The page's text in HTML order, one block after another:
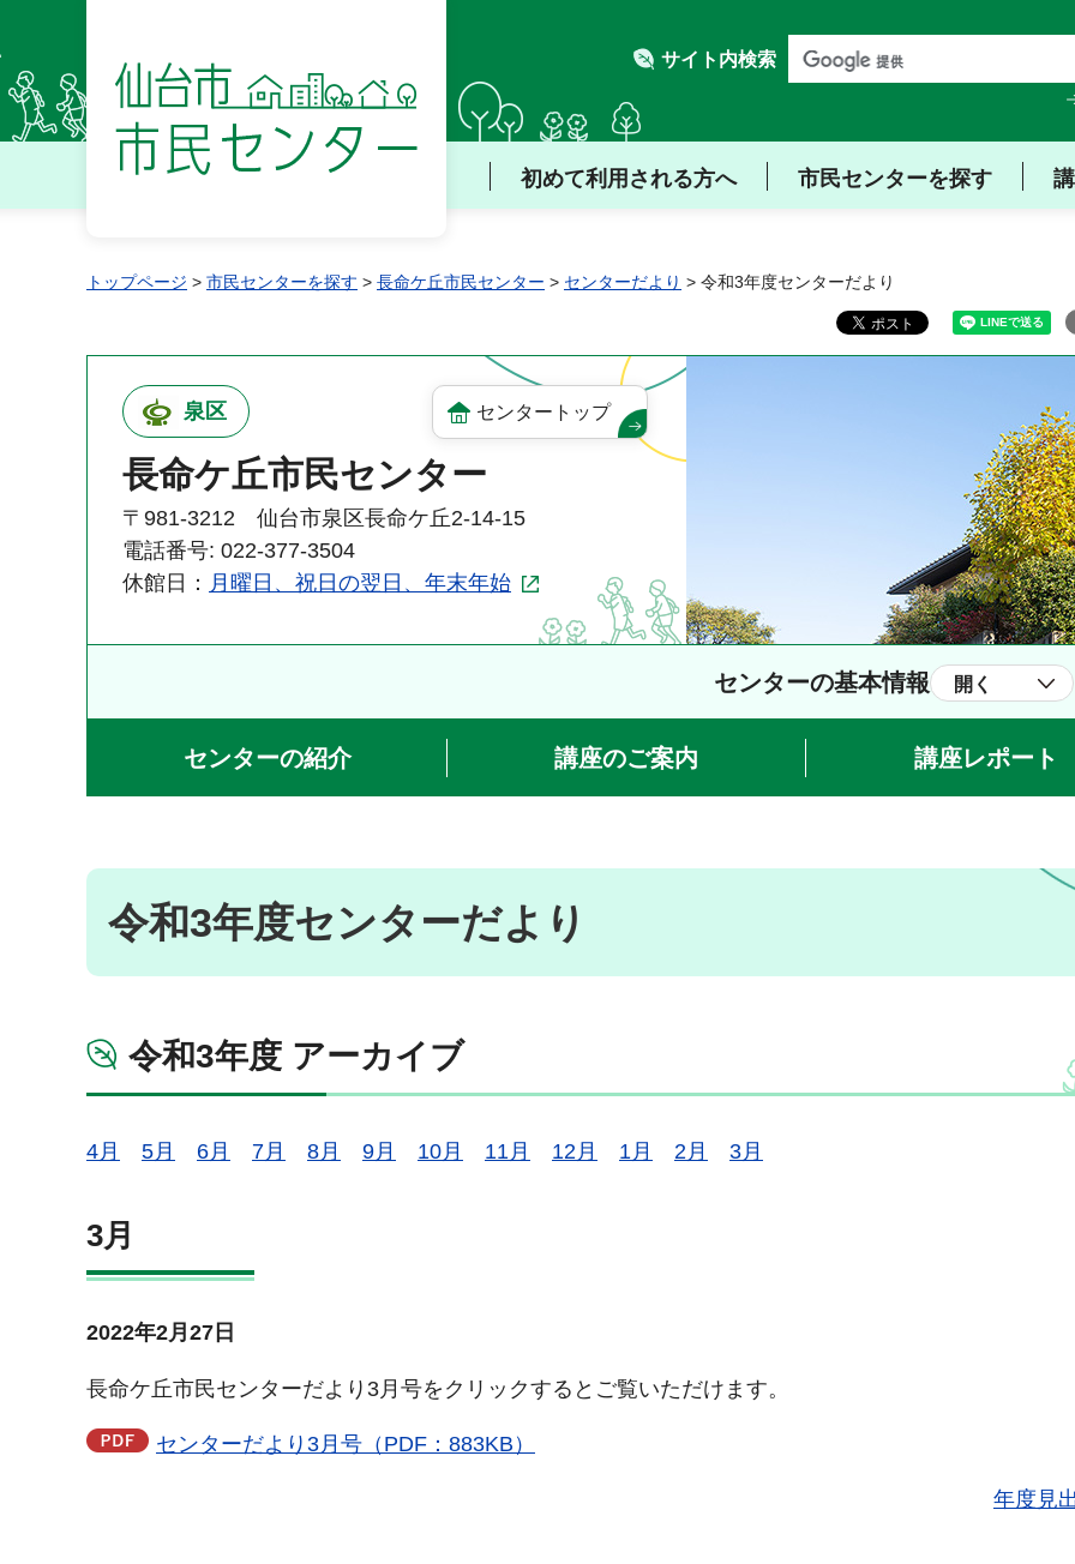
仙台市 市民センター
サイト内検索
初めて利用される方へ 市民センターを探す
トップページ > 市民センターを探す > 長命ケ丘市民センター > センターだより > 令和3年度センターだより
泉区 センタートップ
長命ケ丘市民センター
〒981-3212 仙台市泉区長命ケ丘2-14-15
電話番号: 022-377-3504
休館日： 月曜日、祝日の翌日、年末年始
センターの基本情報 開く
センターの紹介 講座のご案内 講座レポート
令和3年度センターだより
令和3年度 アーカイブ
4月 5月 6月 7月 8月 9月 10月 11月 12月 1月 2月 3月
3月
2022年2月27日
長命ケ丘市民センターだより3月号をクリックするとご覧いただけます。
センターだより3月号（PDF：883KB）
年度見